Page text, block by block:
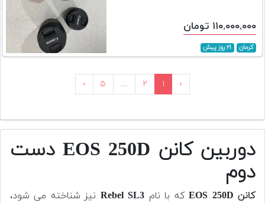
۱۱۰,۰۰۰,۰۰۰ تومان
کرمان ۲۱ روز پیش
‹ ۱ ۲ ... ۵ ›
دوربین کانن EOS 250D دست
دوم
کانن EOS 250D که با نام Rebel SL3 نیز شناخته می شود،